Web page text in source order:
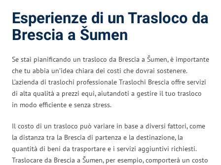
Esperienze di un Trasloco da
Brescia a Šumen
Se stai pianificando un trasloco da Brescia a Šumen, è importante
che tu abbia un’idea chiara dei costi che dovrai sostenere.
L’azienda di traslochi professionale Traslochi Brescia offre servizi
di alta qualità a prezzi equi, aiutandoti a gestire il tuo trasloco
in modo efficiente e senza stress.
Il costo di un trasloco può variare in base a diversi fattori, come
la distanza tra la Brescia di partenza e la destinazione, la
quantità di beni da trasportare e i servizi aggiuntivi richiesti.
Traslocare da Brescia a Šumen, per esempio, comporterà un costo